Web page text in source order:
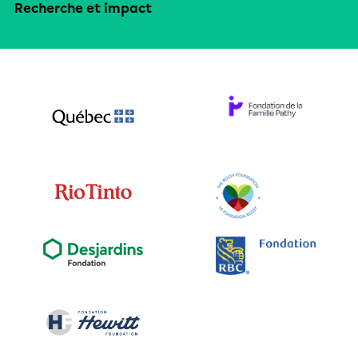
Recherche et impact